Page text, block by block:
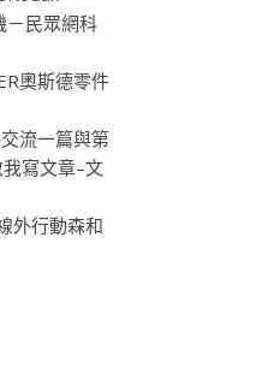
－民眾網科
奧斯德零件
流一篇與第
寫文章–文
外行動森和